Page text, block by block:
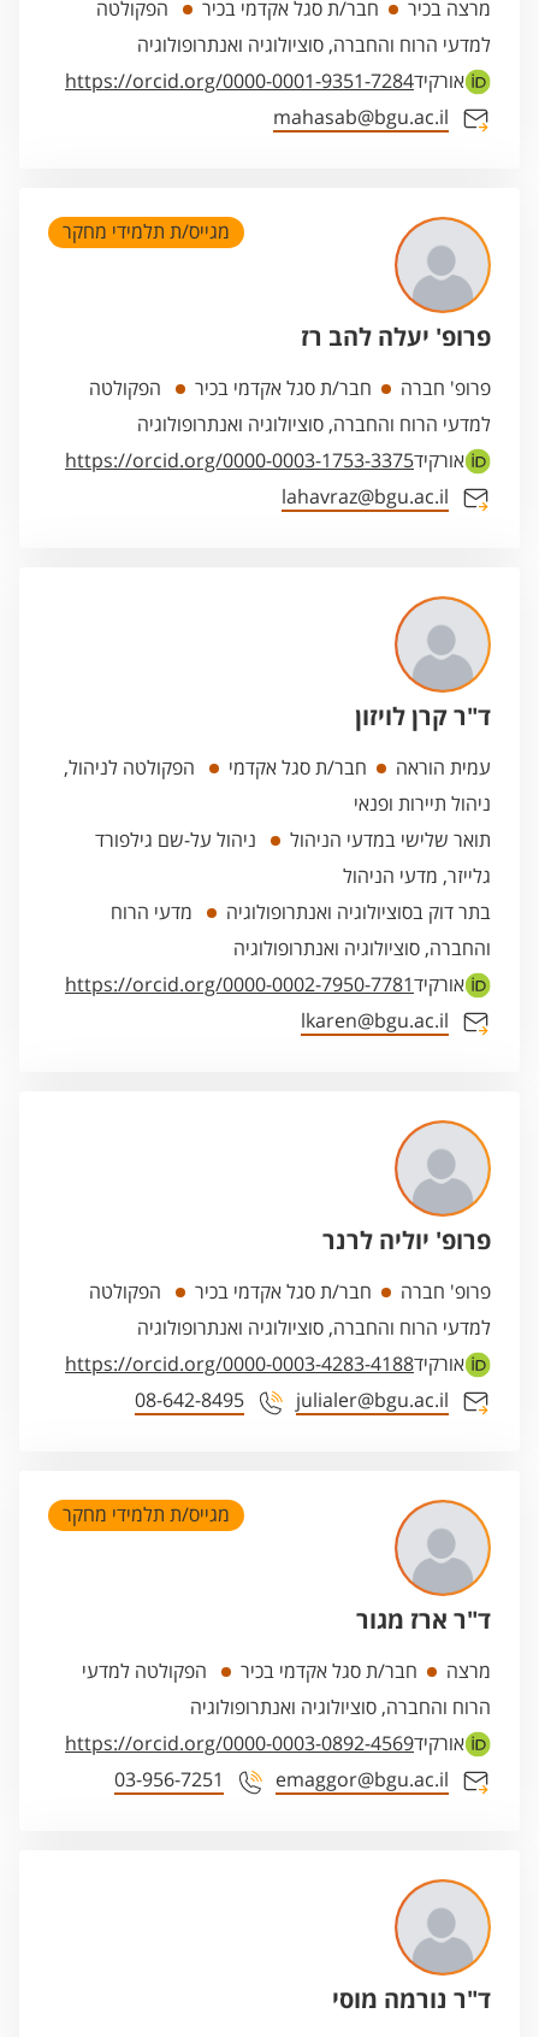
מרצה בכיר חבר/ת סגל אקדמי בכיר
הפקולטה
למדעי הרוח והחברה, סוציולוגיה ואנתרופולוגיה
אורקידhttps://orcid.org/0000-0001-9351-7284
mahasab@bgu.ac.il
פרופ' יעלה להב רז
מגייס/ת תלמידי מחקר
פרופ' חברה חבר/ת סגל אקדמי בכיר
הפקולטה
למדעי הרוח והחברה, סוציולוגיה ואנתרופולוגיה
אורקידhttps://orcid.org/0000-0003-1753-3375
lahavraz@bgu.ac.il
ד"ר קרן לויזון
עמית הוראה חבר/ת סגל אקדמי
הפקולטה לניהול,
ניהול תיירות ופנאי
תואר שלישי במדעי הניהול
ניהול על-שם גילפורד
גלייזר, מדעי הניהול
בתר דוק בסוציולוגיה ואנתרופולוגיה
מדעי הרוח
והחברה, סוציולוגיה ואנתרופולוגיה
אורקידhttps://orcid.org/0000-0002-7950-7781
lkaren@bgu.ac.il
פרופ' יוליה לרנר
פרופ' חברה חבר/ת סגל אקדמי בכיר
הפקולטה
למדעי הרוח והחברה, סוציולוגיה ואנתרופולוגיה
אורקידhttps://orcid.org/0000-0003-4283-4188
julialer@bgu.ac.il
08-642-8495
ד"ר ארז מגור
מגייס/ת תלמידי מחקר
מרצה חבר/ת סגל אקדמי בכיר
הפקולטה למדעי
הרוח והחברה, סוציולוגיה ואנתרופולוגיה
אורקידhttps://orcid.org/0000-0003-0892-4569
emaggor@bgu.ac.il
03-956-7251
ד"ר נורמה מוסי